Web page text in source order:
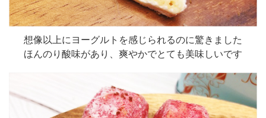
想像以上にヨーグルトを感じられるのに驚きました
ほんのり酸味があり、爽やかでとても美味しいです